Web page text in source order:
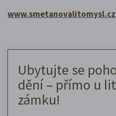
www.smetanovalitomysl.cz
Ubytujte se
dění – přímo u
zámku!